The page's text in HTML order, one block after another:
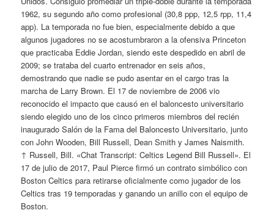
1962, su segundo año como profesional (30,8 ppp, 12,5 rpp, 11,4
app). La temporada no fue bien, especialmente debido a que
algunos jugadores no se acostumbraron a la ofensiva Princeton
que practicaba Eddie Jordan, siendo este despedido en abril de
2009; se trataba del cuarto entrenador en seis años,
demostrando que nadie se pudo asentar en el cargo tras la
marcha de Larry Brown. El 17 de noviembre de 2006 vio
reconocido el impacto que causó en el baloncesto universitario
siendo elegido uno de los cinco primeros miembros del recién
inaugurado Salón de la Fama del Baloncesto Universitario, junto
con John Wooden, Bill Russell, Dean Smith y James Naismith.
↑ Russell, Bill. «Chat Transcript: Celtics Legend Bill Russell». El
17 de julio de 2017, Paul Pierce firmó un contrato simbólico con
Boston Celtics para retirarse oficialmente como jugador de los
Celtics tras 19 temporadas y ganando un anillo con el equipo de
Boston.